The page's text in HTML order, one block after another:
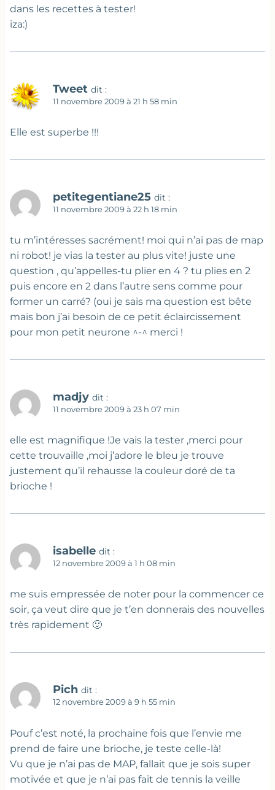
dans les recettes à tester!
iza:)
Tweet dit :
11 novembre 2009 à 21 h 58 min
Elle est superbe !!!
petitegentiane25 dit :
11 novembre 2009 à 22 h 18 min
tu m’intéresses sacrément! moi qui n’ai pas de map
ni robot! je vias la tester au plus vite! juste une
question , qu’appelles-tu plier en 4 ? tu plies en 2
puis encore en 2 dans l’autre sens comme pour
former un carré? (oui je sais ma question est bête
mais bon j’ai besoin de ce petit éclaircissement
pour mon petit neurone ^-^ merci !
madjy dit :
11 novembre 2009 à 23 h 07 min
elle est magnifique !Je vais la tester ,merci pour
cette trouvaille ,moi j’adore le bleu je trouve
justement qu’il rehausse la couleur doré de ta
brioche !
isabelle dit :
12 novembre 2009 à 1 h 08 min
me suis empressée de noter pour la commencer ce
soir, ça veut dire que je t’en donnerais des nouvelles
très rapidement 🙂
Pich dit :
12 novembre 2009 à 9 h 55 min
Pouf c’est noté, la prochaine fois que l’envie me
prend de faire une brioche, je teste celle-là!
Vu que je n’ai pas de MAP, fallait que je sois super
motivée et que je n’ai pas fait de tennis la veille